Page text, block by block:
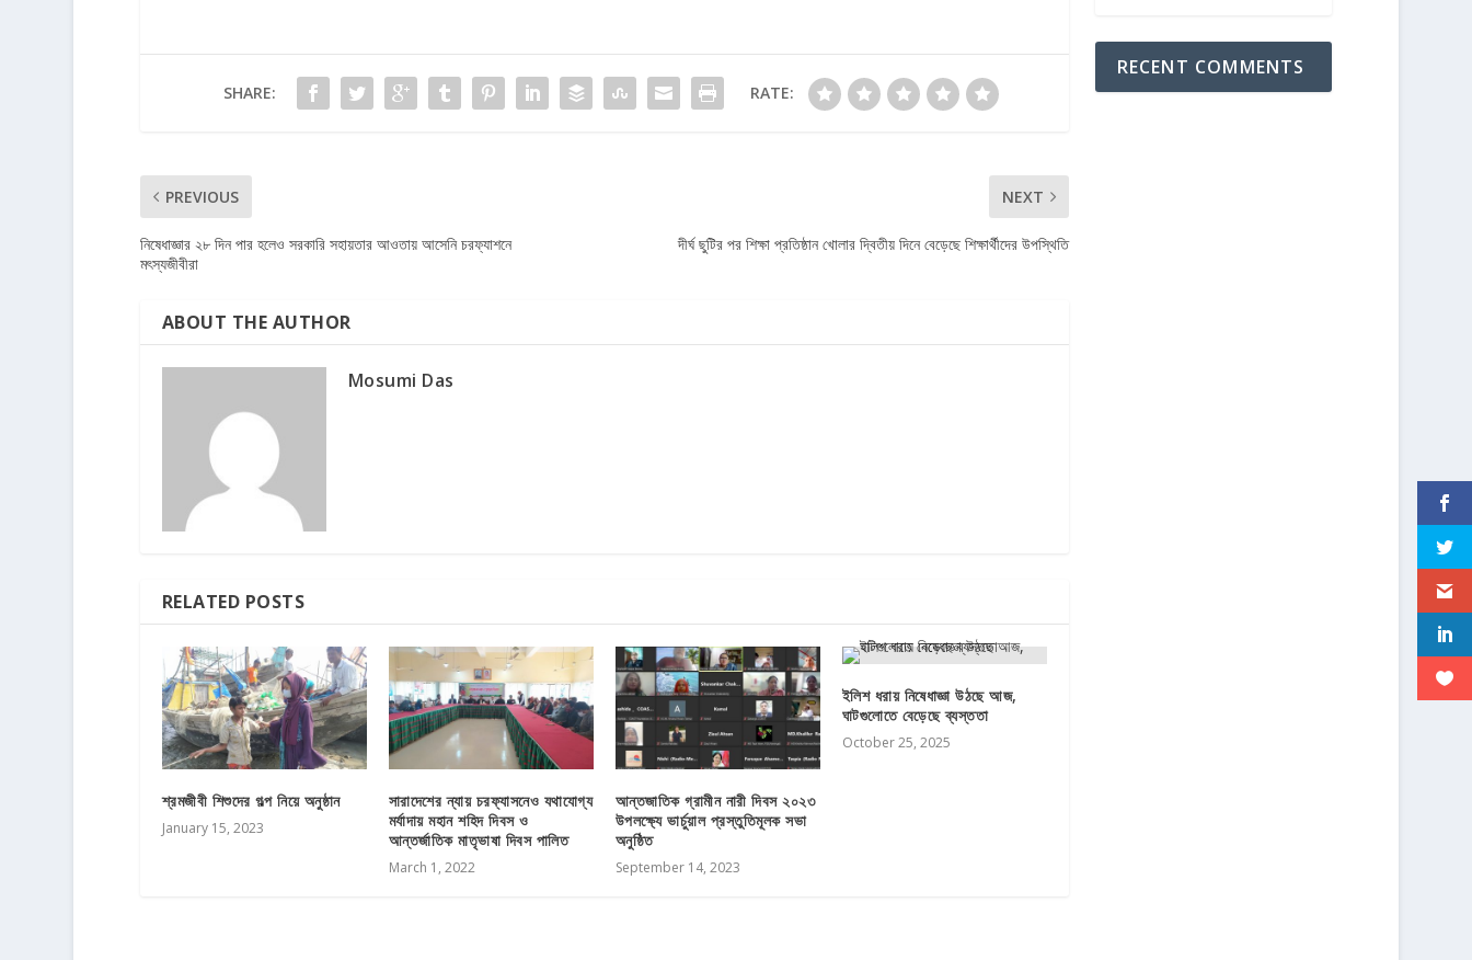
SHARE: RATE:
PREVIOUS
নিষেধাজ্ঞার ২৮ দিন পার হলেও সরকারি সহায়তার আওতায় আসেনি চরফ্যাশনে
মৎস্যজীবীরা
NEXT
দীর্ঘ ছুটির পর শিক্ষা প্রতিষ্ঠান খোলার দ্বিতীয় দিনে বেড়েছে শিক্ষার্থীদের উপস্থিতি
ABOUT THE AUTHOR
Mosumi Das
RELATED POSTS
শ্রমজীবী শিশুদের গল্প নিয়ে অনুষ্ঠান
January 15, 2023
সারাদেশের ন্যায় চরফ্যাসনেও যথাযোগ্য
মর্যাদায় মহান শহিদ দিবস ও
আন্তর্জাতিক মাতৃভাষা দিবস পালিত
March 1, 2022
আন্তজাতিক গ্রামীন নারী দিবস ২০২৩
উপলক্ষ্যে ভার্চুয়াল প্রস্তুতিমূলক সভা
অনুষ্ঠিত
September 14, 2023
ইলিশ ধরায় নিষেধাজ্ঞা উঠছে আজ,
ঘাটগুলোতে বেড়েছে ব্যস্ততা
October 25, 2025
RECENT COMMENTS